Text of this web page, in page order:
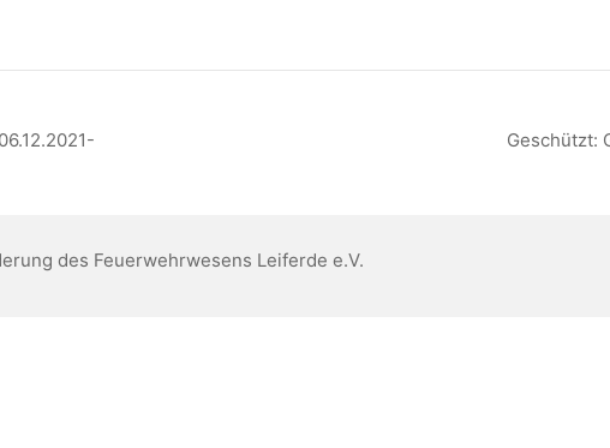
Geschützt:
des Feuerwehrwesens Leiferde e.V.